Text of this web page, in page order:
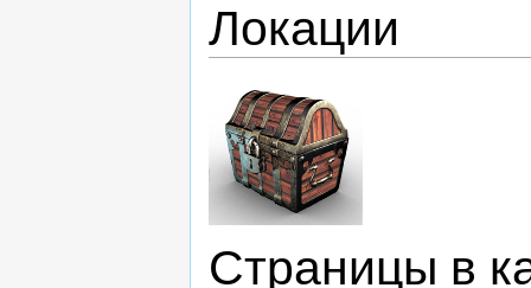
Локации
Страницы в